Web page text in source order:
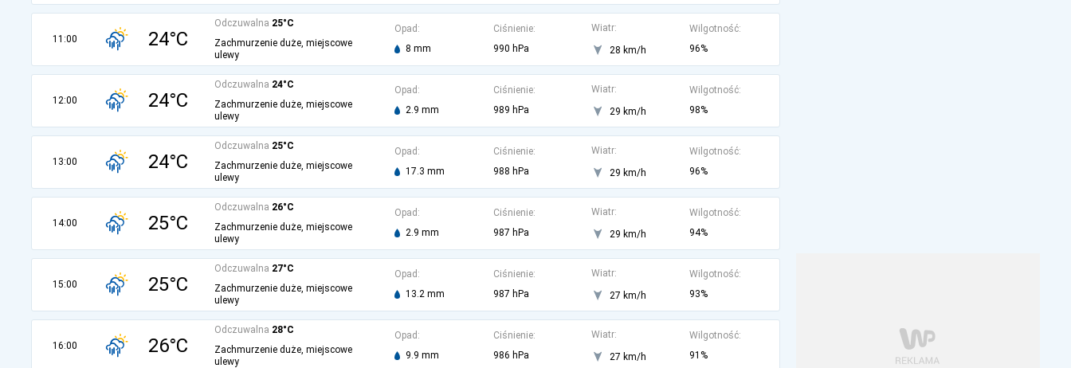
11:00 24°C
Odczuwalna 25°C
Zachmurzenie duże, miejscowe
ulewy
Opad:
8 mm
Ciśnienie:
990 hPa
Wiatr:
28 km/h
Wilgotność:
96%
12:00 24°C
Odczuwalna 24°C
Zachmurzenie duże, miejscowe
ulewy
Opad:
2.9 mm
Ciśnienie:
989 hPa
Wiatr:
29 km/h
Wilgotność:
98%
13:00 24°C
Odczuwalna 25°C
Zachmurzenie duże, miejscowe
ulewy
Opad:
17.3 mm
Ciśnienie:
988 hPa
Wiatr:
29 km/h
Wilgotność:
96%
14:00 25°C
Odczuwalna 26°C
Zachmurzenie duże, miejscowe
ulewy
Opad:
2.9 mm
Ciśnienie:
987 hPa
Wiatr:
29 km/h
Wilgotność:
94%
15:00 25°C
Odczuwalna 27°C
Zachmurzenie duże, miejscowe
ulewy
Opad:
13.2 mm
Ciśnienie:
987 hPa
Wiatr:
27 km/h
Wilgotność:
93%
16:00 26°C
Odczuwalna 28°C
Zachmurzenie duże, miejscowe
ulewy
Opad:
9.9 mm
Ciśnienie:
986 hPa
Wiatr:
27 km/h
Wilgotność:
91%